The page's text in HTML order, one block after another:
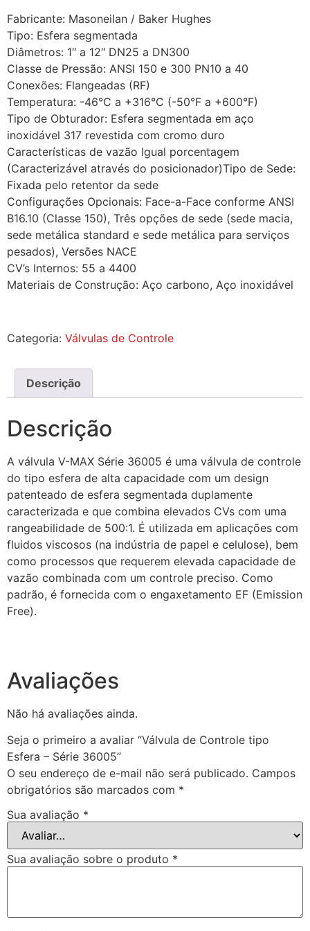
Fabricante: Masoneilan / Baker Hughes
Tipo: Esfera segmentada
Diâmetros: 1″ a 12″ DN25 a DN300
Classe de Pressão: ANSI 150 e 300 PN10 a 40
Conexões: Flangeadas (RF)
Temperatura: -46°C a +316°C (-50°F a +600°F)
Tipo de Obturador: Esfera segmentada em aço
inoxidável 317 revestida com cromo duro
Características de vazão Igual porcentagem
(Caracterizável através do posicionador)Tipo de Sede:
Fixada pelo retentor da sede
Configurações Opcionais: Face-a-Face conforme ANSI
B16.10 (Classe 150), Três opções de sede (sede macia,
sede metálica standard e sede metálica para serviços
pesados), Versões NACE
CV’s Internos: 55 a 4400
Materiais de Construção: Aço carbono, Aço inoxidável
Categoria: Válvulas de Controle
Descrição
Descrição
A válvula V-MAX Série 36005 é uma válvula de controle
do tipo esfera de alta capacidade com um design
patenteado de esfera segmentada duplamente
caracterizada e que combina elevados CVs com uma
rangeabilidade de 500:1. É utilizada em aplicações com
fluidos viscosos (na indústria de papel e celulose), bem
como processos que requerem elevada capacidade de
vazão combinada com um controle preciso. Como
padrão, é fornecida com o engaxetamento EF (Emission
Free).
Avaliações
Não há avaliações ainda.
Seja o primeiro a avaliar “Válvula de Controle tipo
Esfera – Série 36005”
O seu endereço de e-mail não será publicado. Campos
obrigatórios são marcados com *
Sua avaliação *
Sua avaliação sobre o produto *